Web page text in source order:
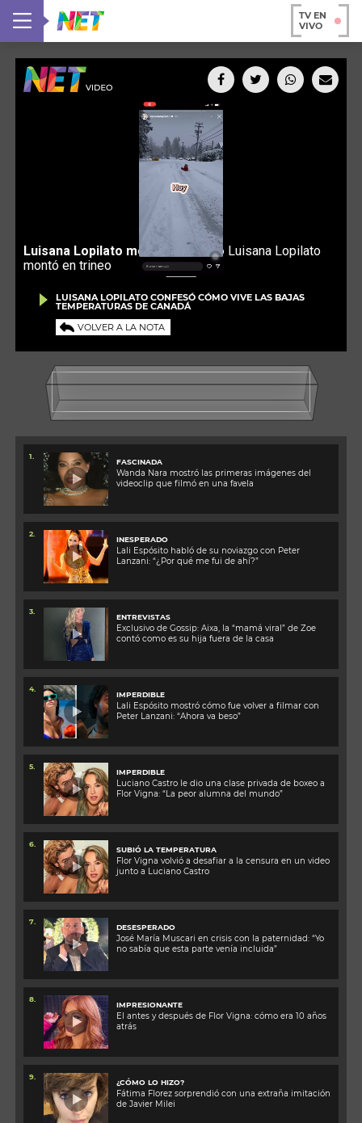
TV EN
VIVO
LUISANA LOPILATO CONFESÓ CÓMO VIVE LAS BAJAS
TEMPERATURAS DE CANADÁ
VOLVER A LA NOTA
1.
FASCINADA
Wanda Nara mostró las primeras imágenes del
videoclip que filmó en una favela
2.
INESPERADO
Lali Espósito habló de su noviazgo con Peter
Lanzani: “¿Por qué me fui de ahí?”
3.
ENTREVISTAS
Exclusivo de Gossip: Aixa, la “mamá viral” de Zoe
contó como es su hija fuera de la casa
4.
IMPERDIBLE
Lali Espósito mostró cómo fue volver a filmar con
Peter Lanzani: “Ahora va beso”
5.
IMPERDIBLE
Luciano Castro le dio una clase privada de boxeo a
Flor Vigna: “La peor alumna del mundo”
6.
SUBIÓ LA TEMPERATURA
Flor Vigna volvió a desafiar a la censura en un video
junto a Luciano Castro
7.
DESESPERADO
José María Muscari en crisis con la paternidad: “Yo
no sabía que esta parte venía incluida”
8.
IMPRESIONANTE
El antes y después de Flor Vigna: cómo era 10 años
atrás
9.
¿CÓMO LO HIZO?
Fátima Florez sorprendió con una extraña imitación
de Javier Milei